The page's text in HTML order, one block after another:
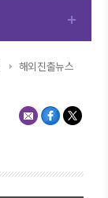
해외진출뉴스